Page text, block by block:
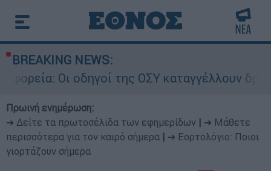
BREAKING NEWS:
της ΟΣΥ καταγγέλλουν δρομολόγια που
Πρωινή ενημέρωση:
➔ Δείτε τα πρωτοσέλιδα των εφημερίδων
➔ Μάθετε
περισσότερα για τον καιρό σήμερα
➔ Εορτολόγιο: Ποιοι
γιορτάζουν σήμερα